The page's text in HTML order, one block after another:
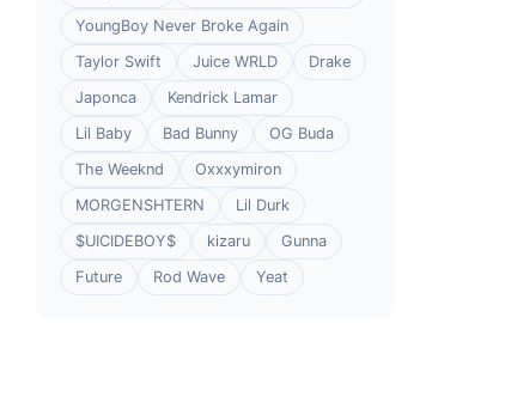
YoungBoy Never Broke Again
Taylor Swift
Juice WRLD
Drake
Japonca
Kendrick Lamar
Lil Baby
Bad Bunny
OG Buda
The Weeknd
Oxxxymiron
MORGENSHTERN
Lil Durk
$UICIDEBOY$
kizaru
Gunna
Future
Rod Wave Yeat